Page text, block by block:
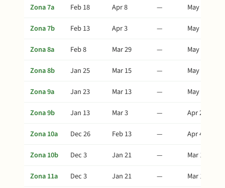
Zona 7a
Feb 18 Apr 8 —
May 28
Zona 7b
Feb 13 Apr 3 —
May 23
Zona 8a
Feb 8 Mar 29 —
May 18
Zona 8b
Jan 25 Mar 15 —
May 4
Zona 9a
Jan 23 Mar 13 —
May 2
Zona 9b
Jan 13 Mar 3 —
Apr 22
Zona 10a
Dec 26 Feb 13 —
Apr 4
Zona 10b
Dec 3 Jan 21 —
Mar 12
Zona 11a
Dec 3 Jan 21 — Mar 12